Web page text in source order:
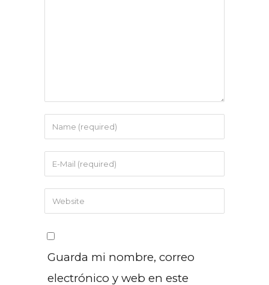
Guarda mi nombre, correo
electrónico y web en este